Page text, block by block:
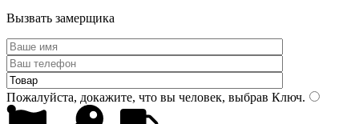
Вызвать замерщика
Пожалуйста, докажите, что вы человек, выбрав Ключ.